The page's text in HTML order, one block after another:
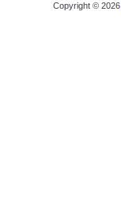
Copyright © 2026